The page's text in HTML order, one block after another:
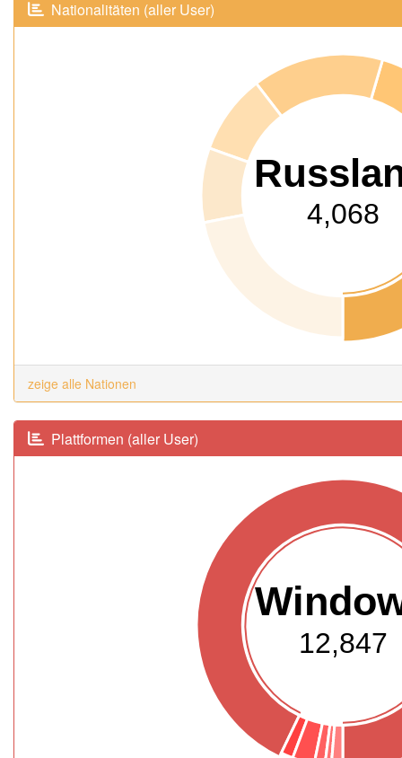
Nationalitäten (aller User)
4,068
zeige alle Nationen
Plattformen (aller User)
12,847